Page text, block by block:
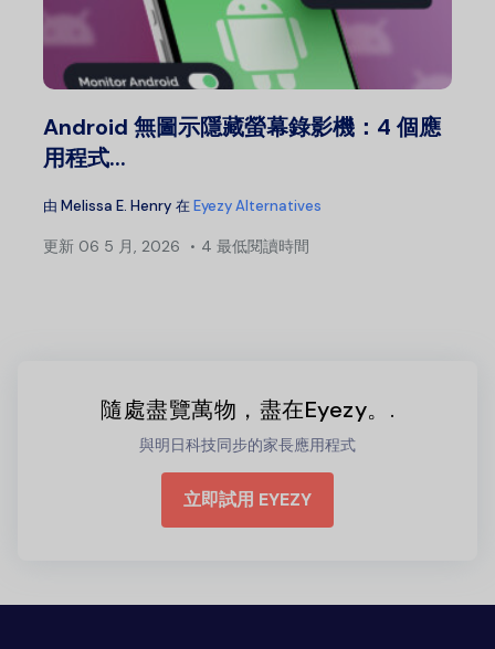
Android 無圖示隱藏螢幕錄影機：4 個應
用程式...
由 Melissa E. Henry 在Eyezy Alternatives
更新 06 5 月, 2026 4 最低閱讀時間
隨處盡覽萬物，盡在Eyezy。.
與明日科技同步的家長應用程式
立即試用 EYEZY